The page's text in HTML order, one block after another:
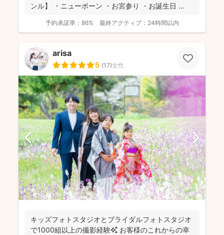
ンル】 ・ニューボーン ・お宮参り ・お誕生日 ...
予約承諾率： 86% 最終アクティブ： 24時間以内
arisa
5 (17)女性
キッズフォトスタジオとブライダルフォトスタジオ
で1000組以上の撮影経験✨ お客様のこれからの幸